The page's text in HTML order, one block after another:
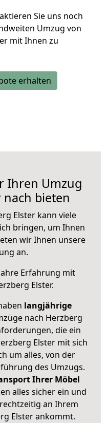
Sie uns noch
Umzug von
mit Ihnen zu
erhalten
Ihren Umzug
nach bieten
Elster kann viele
bringen, um Ihnen
wir Ihnen unsere
an.
Erfahrung mit
Elster.
langjährige
nach Herzberg
die ein
Elster mit sich
um alles, von der
des Umzugs.
Ihrer Möbel
alles sicher ein und
an Ihrem
Elster ankommt.